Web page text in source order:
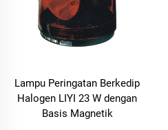
Lampu Peringatan Berkedip
Halogen LIYI 23 W dengan
Basis Magnetik